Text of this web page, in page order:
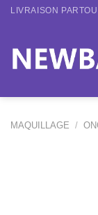
Passer
LIVRAISON
MAQUILLAGE /